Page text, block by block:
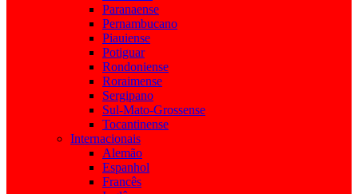
Paranaense
Pernambucano
Piauiense
Potiguar
Rondoniense
Roraimense
Sergipano
Sul-Mato-Grossense
Tocantinense
Internacionais
Alemão
Espanhol
Francês